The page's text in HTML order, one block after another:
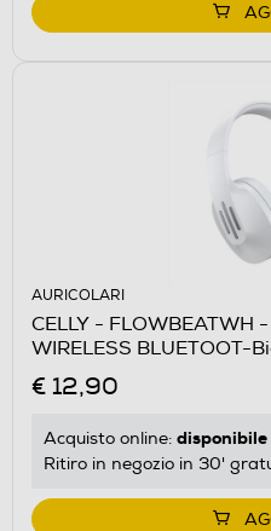
AURICOLARI
CELLY - FLOWBEATWH
WIRELESS BLUETOOT-
€ 12,90
Acquisto online: disponibile
Ritiro in negozio in 30'